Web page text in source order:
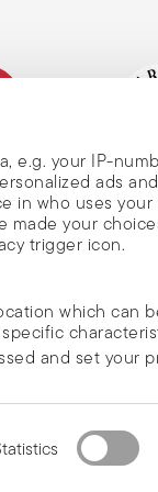
e.g. your IP-
ads
in who uses
your
trigger icon.
which can
and set your
social media
collected from
Marchio
Tutti i diritti riservati.
di